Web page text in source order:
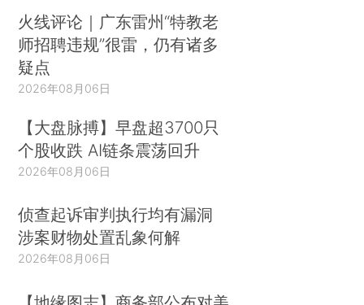
火线评论｜广东雷州“特教老
师招聘违规”很雷，仍有诸多
疑点
2026年08月06日
【大盘脉搏】早盘超3700只
个股收跌 AI链条震荡回升
2026年08月06日
侦查起诉审判执行均有漏洞
涉案财物处置乱象何解
2026年08月06日